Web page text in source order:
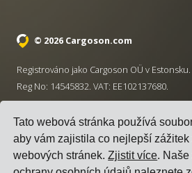
Tato webová stránka používá
aby vám zajistila co nejlepší zážitek
webových stránek.Zjistit více.
© 2026 Cargoson.com
Registrováno jako Cargoson OÜ v Estonsku.
Reg No: 14545832. VAT: EE102137680.
+372 5555 0028 · hello@cargoson.com
Smluvní podmínky |Zásady ochrany